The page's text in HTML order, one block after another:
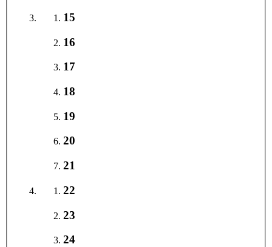
15
16
17
18
19
20
21
22
23
24